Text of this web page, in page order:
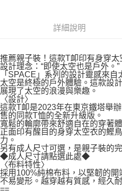
詳細說明
推薦親子裝！這款T卹印有身穿太
設計理念：“即使太空也是戶外。”
「SPACE」系列的設計靈感來自
太空是終極的戶外體驗。這款設
展現了太空的浪漫與樂趣。
〈設計〉
這款T卹是2023年在東京鐵塔舉
售的同款T恤的全新升級版。
寬鬆的輪廓帶來舒適自在的穿著體
正面印有醒目的身穿太空衣的鰹
力。
另有成人尺寸可選，是親子裝的
◆成人尺寸請點選此處◆
〈布料特性〉
採用100%純棉布料，以堅韌的開
不易變形。越穿越有質感，經久耐
==